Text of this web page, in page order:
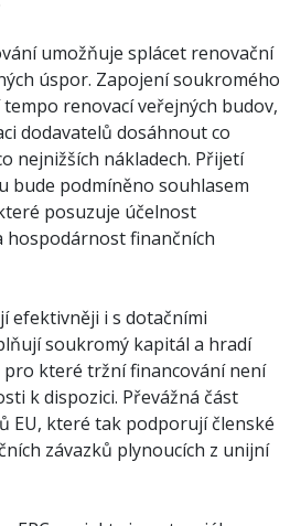
umožňuje splácet renovační
úspor. Zapojení soukromého
renovací veřejných budov,
dodavatelů dosáhnout co
nejnižších nákladech. Přijetí
bude podmíněno souhlasem
posuzuje účelnost
hospodárnost finančních
efektivněji i s dotačními
soukromý kapitál a hradí
které tržní financování není
k dispozici. Převážná část
EU, které tak podporují členské
závazků plynoucích z unijní